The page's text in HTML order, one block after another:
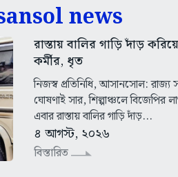
news
রাস্তায় বালির গাড়ি দাঁড়
কর্মীর, ধৃত
নিজস্ব প্রতিনিধি, আসানসোল: রাজ্য
ঘোষণাই সার, শিল্পাঞ্চলে বিজেপির
এবার রাস্তায় বালির গাড়ি দাঁড়...
৪ আগস্ট, ২০২৬
বিস্তারিত